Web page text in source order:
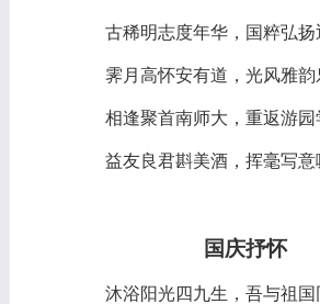
古稀明志度年华，国粹弘扬
霁月高怀安有道，光风雅韵
相逢聚首南师大，重返游园
益友良君斟美酒，挥毫写意
国庆抒怀
沐浴阳光四九生，吾与祖国